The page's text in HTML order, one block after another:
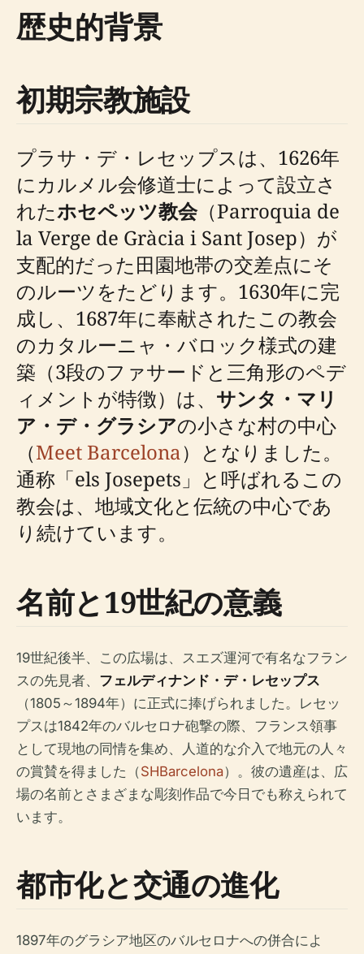
歴史的背景
初期宗教施設
プラサ・デ・レセップスは、1626年
にカルメル会修道士によって設立さ
れたホセペッツ教会（Parroquia de
la Verge de Gràcia i Sant Josep）が
支配的だった田園地帯の交差点にそ
のルーツをたどります。1630年に完
成し、1687年に奉献されたこの教会
のカタルーニャ・バロック様式の建
築（3段のファサードと三角形のペデ
ィメントが特徴）は、 サンタ・マリ
ア・デ・グラシアの小さな村の中心
（Meet Barcelona）となりました。
通称「els Josepets」と呼ばれるこの
教会は、地域文化と伝統の中心であ
り続けています。
名前と19世紀の意義
19世紀後半、この広場は、スエズ運河で有名なフラン
スの先見者、 フェルディナンド・デ・レセップス
（1805～1894年）に正式に捧げられました。レセッ
プスは1842年のバルセロナ砲撃の際、フランス領事
として現地の同情を集め、人道的な介入で地元の人々
の賞賛を得ました（SHBarcelona）。彼の遺産は、広
場の名前とさまざまな彫刻作品で今日でも称えられて
います。
都市化と交通の進化
1897年のグラシア地区のバルセロナへの併合によ